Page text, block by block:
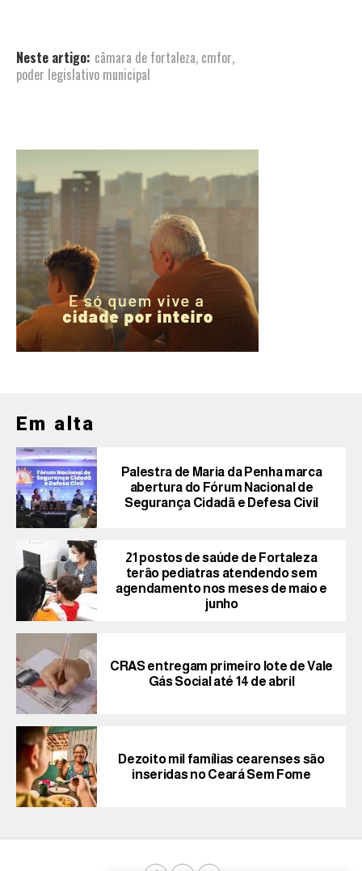
Neste artigo: câmara de fortaleza, cmfor,
poder legislativo municipal
Em alta
Palestra de Maria da Penha marca
abertura do Fórum Nacional de
Segurança Cidadã e Defesa Civil
21 postos de saúde de Fortaleza
terão pediatras atendendo sem
agendamento nos meses de maio e
junho
CRAS entregam primeiro lote de Vale
Gás Social até 14 de abril
Dezoito mil famílias cearenses são
inseridas no Ceará Sem Fome